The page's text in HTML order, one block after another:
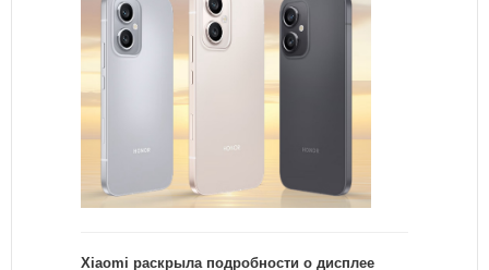
Xiaomi раскрыла подробности о дисплее